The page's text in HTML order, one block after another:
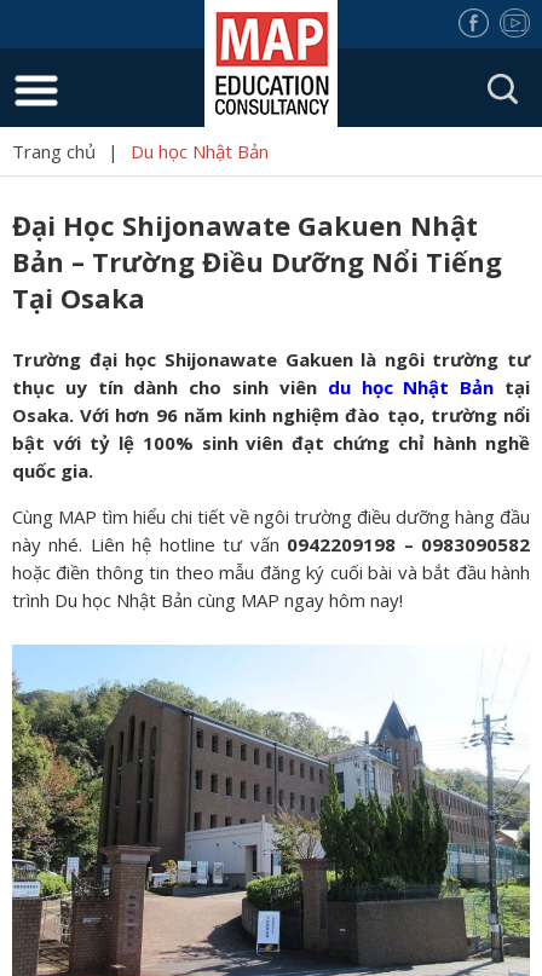
Trang chủ | Du học Nhật Bản
Đại Học Shijonawate Gakuen Nhật
Bản – Trường Điều Dưỡng Nổi Tiếng
Tại Osaka
Trường đại học Shijonawate Gakuen là ngôi trường tư
thục uy tín dành cho sinh viên du học Nhật Bản tại
Osaka. Với hơn 96 năm kinh nghiệm đào tạo, trường nổi
bật với tỷ lệ 100% sinh viên đạt chứng chỉ hành nghề
quốc gia.
Cùng MAP tìm hiểu chi tiết về ngôi trường điều dưỡng hàng đầu
này nhé. Liên hệ hotline tư vấn 0942209198 – 0983090582
hoặc điền thông tin theo mẫu đăng ký cuối bài và bắt đầu hành
trình Du học Nhật Bản cùng MAP ngay hôm nay!